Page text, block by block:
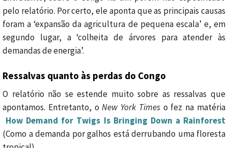
pelo relatório. Por certo, ele aponta que as principais causas
foram a ‘expansão da agricultura de pequena escala’ e, em
segundo lugar, a ‘colheita de árvores para atender às
demandas de energia’.
Ressalvas quanto às perdas do Congo
O relatório não se estende muito sobre as ressalvas que
apontamos. Entretanto, oNew York Timeso fez na matéria
How Demand for Twigs Is Bringing Down a Rainforest
(Como a demanda por galhos está derrubando uma floresta